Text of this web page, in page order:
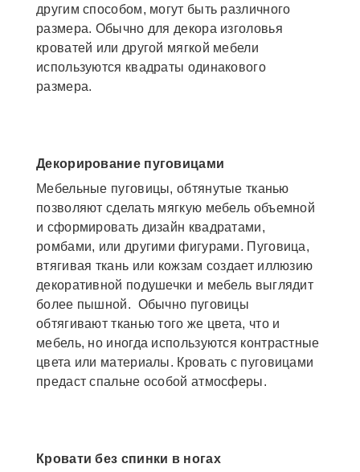
другим способом, могут быть различного
размера. Обычно для декора изголовья
кроватей или другой мягкой мебели
используются квадраты одинакового
размера.
Декорирование пуговицами
Мебельные пуговицы, обтянутые тканью
позволяют сделать мягкую мебель объемной
и сформировать дизайн квадратами,
ромбами, или другими фигурами. Пуговица,
втягивая ткань или кожзам создает иллюзию
декоративной подушечки и мебель выглядит
более пышной. Обычно пуговицы
обтягивают тканью того же цвета, что и
мебель, но иногда используются контрастные
цвета или материалы. Кровать с пуговицами
предаст спальне особой атмосферы.
Кровати без спинки в ногах